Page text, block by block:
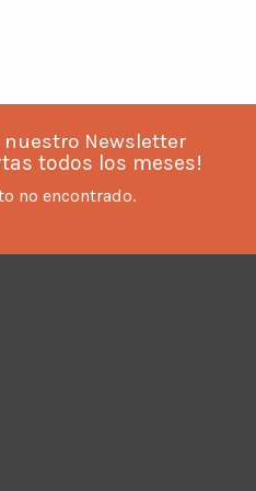
Newsletter
todos los meses!
no encontrado.